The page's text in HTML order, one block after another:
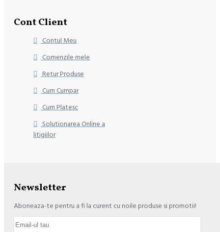
Cont Client
Contul Meu
Comenzile mele
Retur Produse
Cum Cumpar
Cum Platesc
Solutionarea Online a
litigiilor
Newsletter
Aboneaza-te pentru a fi la curent cu noile produse si promotii!